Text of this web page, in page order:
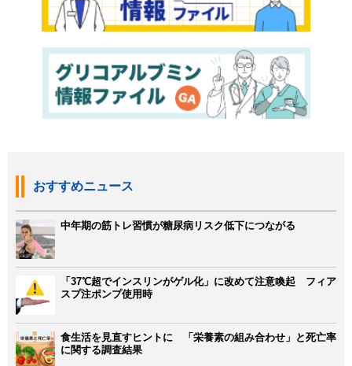
おすすめニュース
中年期の筋トレ習慣が糖尿病リスク低下につながる
「37℃超でインスリンがゲル化」に改めて注意喚起 フィア
スプ注ポンプ使用時
食生活を見直すヒントに 「栄養素の組み合わせ」と死亡率
に関する調査結果